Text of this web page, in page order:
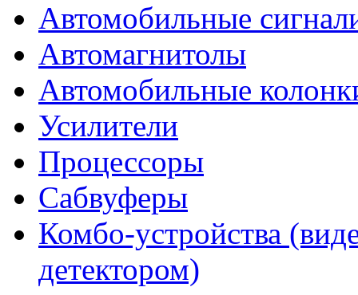
Автомобильные
Автомагнитолы
Автомобильные
Усилители
Процессоры
Сабвуферы
Комбо-устройства
детектором)